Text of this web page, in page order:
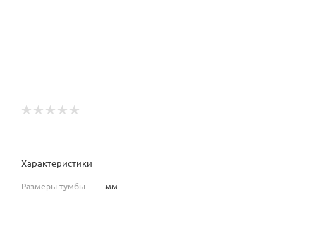
Характеристики
Размеры тумбы — мм